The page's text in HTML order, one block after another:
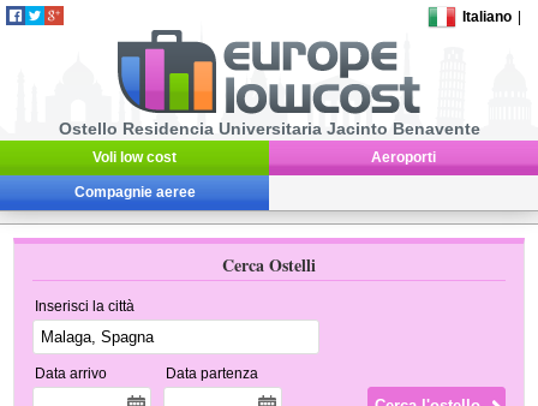
Italiano
Ostello Residencia Universitaria Jacinto Benavente
Voli low cost Aeroporti
Compagnie aeree
Cerca Ostelli
Inserisci la città
Data arrivo Data partenza